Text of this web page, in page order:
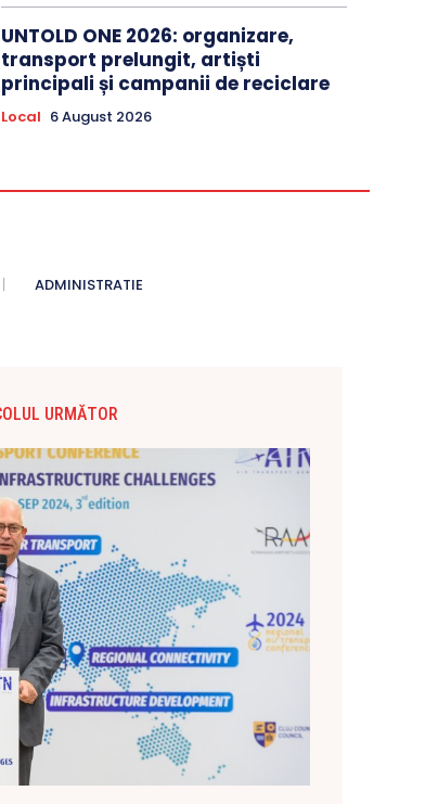
UNTOLD ONE 2026: organizare,
transport prelungit, artiști
principali și campanii de reciclare
Local 6 August 2026
ADMINISTRATIE
URMĂTOR